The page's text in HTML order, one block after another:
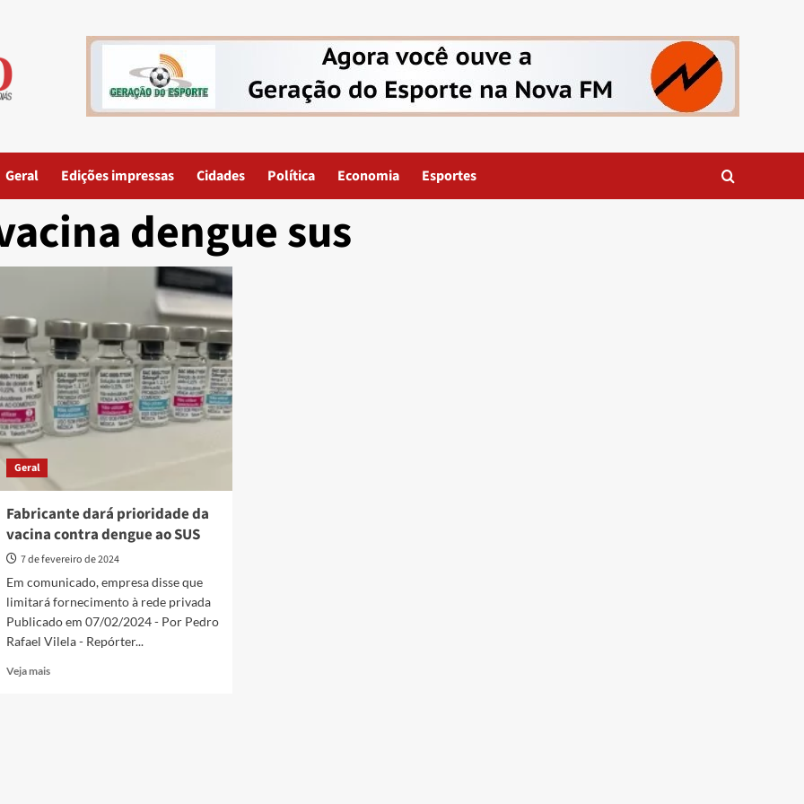
Geral Edições impressas Cidades Política Economia Esportes
dengue sus
Geral
Fabricante dará prioridade da
vacina contra dengue ao SUS
7 de fevereiro de 2024
Em comunicado, empresa disse que
limitará fornecimento à rede privada
Publicado em 07/02/2024 - Por Pedro
Rafael Vilela - Repórter...
Veja maisRead